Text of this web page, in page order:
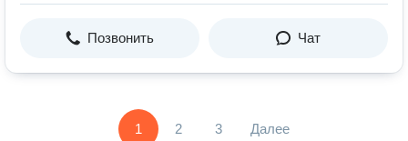
Позвонить Чат
1 2 3 Далее